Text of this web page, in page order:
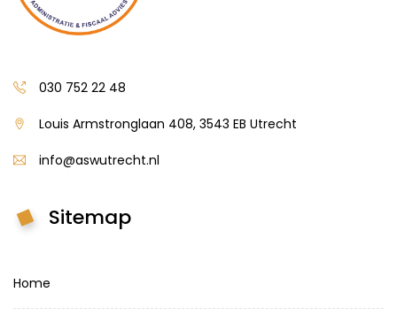
030 752 22 48
Louis Armstronglaan 408, 3543 EB Utrecht
info@aswutrecht.nl
Sitemap
Home